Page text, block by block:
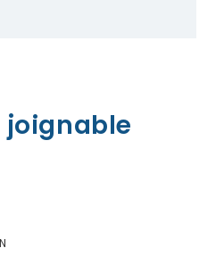
joignable